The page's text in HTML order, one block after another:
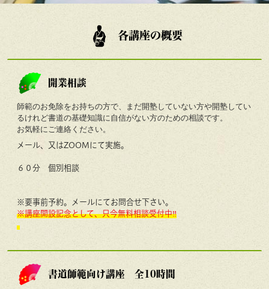
各講座の概要
開業相談
師範のお免除をお持ちの方で、まだ開塾していない方や開塾してい
るけれど書道の基礎知識に自信がない方のための相談です。
お気軽にご連絡ください。
メール、又はZOOMにて実施。
６０分 個別相談
※要事前予約。メールにてお問合せ下さい。
※講座開設記念として、只今無料相談受付中‼
書道師範向け講座 全10時間